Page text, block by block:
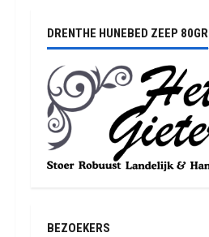
DRENTHE HUNEBED ZEEP 80GR
BEZOEKERS